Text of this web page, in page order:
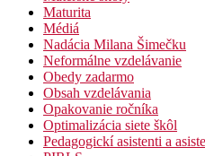
Maturita
Médiá
Nadácia Milana Šimečku
Neformálne vzdelávanie
Obedy zadarmo
Obsah vzdelávania
Opakovanie ročníka
Optimalizácia siete škôl
Pedagogickí asistenti a